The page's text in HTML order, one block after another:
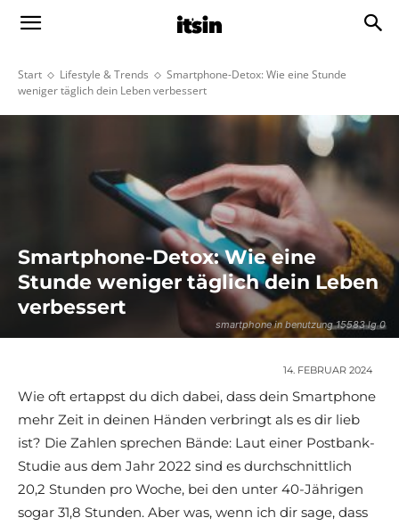
Start Lifestyle & Trends
Smartphone-Detox: Wie eine Stunde
weniger täglich dein Leben verbessert
smartphone in benutzung 15583 lg 0
Smartphone-Detox: Wie eine
Stunde weniger täglich dein Leben
verbessert
14. FEBRUAR 2024
Wie oft ertappst du dich dabei, dass dein Smartphone
mehr Zeit in deinen Händen verbringt als es dir lieb
ist? Die Zahlen sprechen Bände: Laut einer Postbank-
Studie aus dem Jahr 2022 sind es durchschnittlich
20,2 Stunden pro Woche, bei den unter 40-Jährigen
sogar 31,8 Stunden. Aber was, wenn ich dir sage, dass